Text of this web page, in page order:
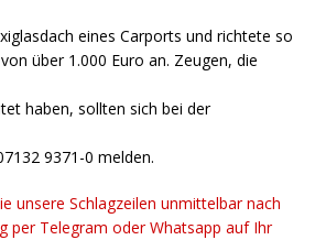
eines Carports und richtete so
über 1.000 Euro an. Zeugen, die
haben, sollten sich bei der
9371-0 melden.
unsere Schlagzeilen unmittelbar nach
per Telegram oder Whatsapp auf Ihr